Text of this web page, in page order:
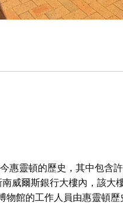
惠靈頓的歷史，其中包含
威爾斯銀行大樓內，該大
館的工作人員由惠靈頓歷